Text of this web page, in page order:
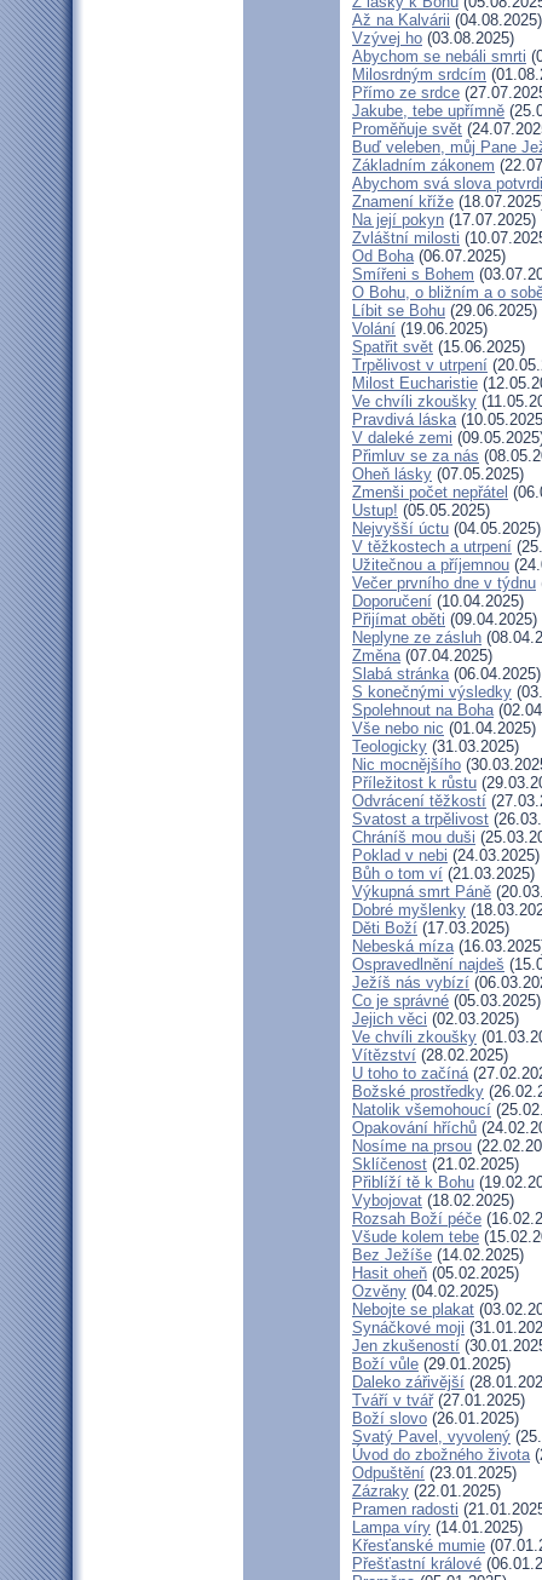
Až na Kalvárii (04.08.2025)
Vzývej ho (03.08.2025)
Abychom se nebáli smrti
Milosrdným srdcím
Přímo ze srdce
Jakube, tebe upřímně
Proměňuje svět
Buď veleben, můj Pane
Základním zákonem
Abychom svá slova
Znamení kříže
Na její pokyn (17.07.2025)
Zvláštní milosti
Od Boha(06.07.2025)
Smířeni s Bohem
O Bohu, o bližním a o
Líbit se Bohu (29.06.2025)
Volání (19.06.2025)
Spatřit svět (15.06.2025)
Trpělivost v utrpení
Milost Eucharistie
Ve chvíli zkoušky
Pravdivá láska
V daleké zemi
Přimluv se za nás
Oheň lásky (07.05.2025)
Zmenši počet nepřátel
Ustup! (05.05.2025)
Nejvyšší úctu (04.05.2025)
V těžkostech a utrpení
Užitečnou a příjemnou
Večer prvního dne v týdnu
Doporučení (10.04.2025)
Přijímat oběti (09.04.2025)
Neplyne ze zásluh
Změna(07.04.2025)
Slabá stránka(06.04.2025)
S konečnými výsledky
Spolehnout na Boha
Vše nebo nic (01.04.2025)
Teologicky (31.03.2025)
Nic mocnějšího
Příležitost k růstu
Odvrácení těžkostí
Svatost a trpělivost
Chráníš mou duši
Poklad v nebi (24.03.2025)
Bůh o tom ví (21.03.2025)
Výkupná smrt Páně
Dobré myšlenky
Děti Boží (17.03.2025)
Nebeská míza
Ospravedlnění najdeš
Ježíš nás vybízí
Co je správné (05.03.2025)
Jejich věci (02.03.2025)
Ve chvíli zkoušky
Vítězství (28.02.2025)
U toho to začíná
Božské prostředky
Natolik všemohoucí
Opakování hříchů
Nosíme na prsou
Sklíčenost (21.02.2025)
Přiblíží tě k Bohu
Vybojovat (18.02.2025)
Rozsah Boží péče
Všude kolem tebe
Bez Ježíše (14.02.2025)
Hasit oheň (05.02.2025)
Ozvěny (04.02.2025)
Nebojte se plakat
Synáčkové moji
Jen zkušeností
Boží vůle (29.01.2025)
Daleko zářivější
Tváří v tvář(27.01.2025)
Boží slovo (26.01.2025)
Svatý Pavel, vyvolený
Úvod do zbožného života
Odpuštění (23.01.2025)
Zázraky (22.01.2025)
Pramen radosti
Lampa víry (14.01.2025)
Křesťanské mumie
Přešťastní králové